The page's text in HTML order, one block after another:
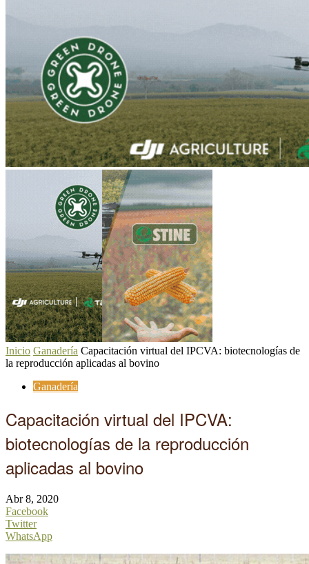
Inicio Ganadería Capacitación virtual del IPCVA: biotecnologías de
la reproducción aplicadas al bovino
Ganadería
Capacitación virtual del IPCVA:
biotecnologías de la reproducción
aplicadas al bovino
Abr 8, 2020
Facebook
Twitter
WhatsApp